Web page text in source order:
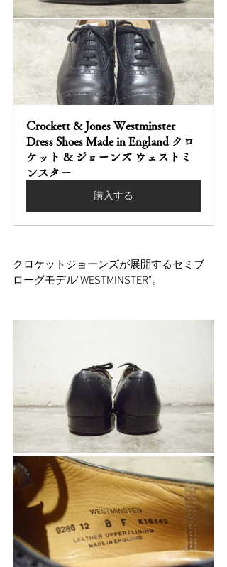
Crockett & Jones Westminster
Dress Shoes Made in England クロ
ケット & ジョーンズ ウェストミ
ンスター
購入する
クロケットジョーンズが展開するセミブ
ローグモデル”WESTMINSTER”。